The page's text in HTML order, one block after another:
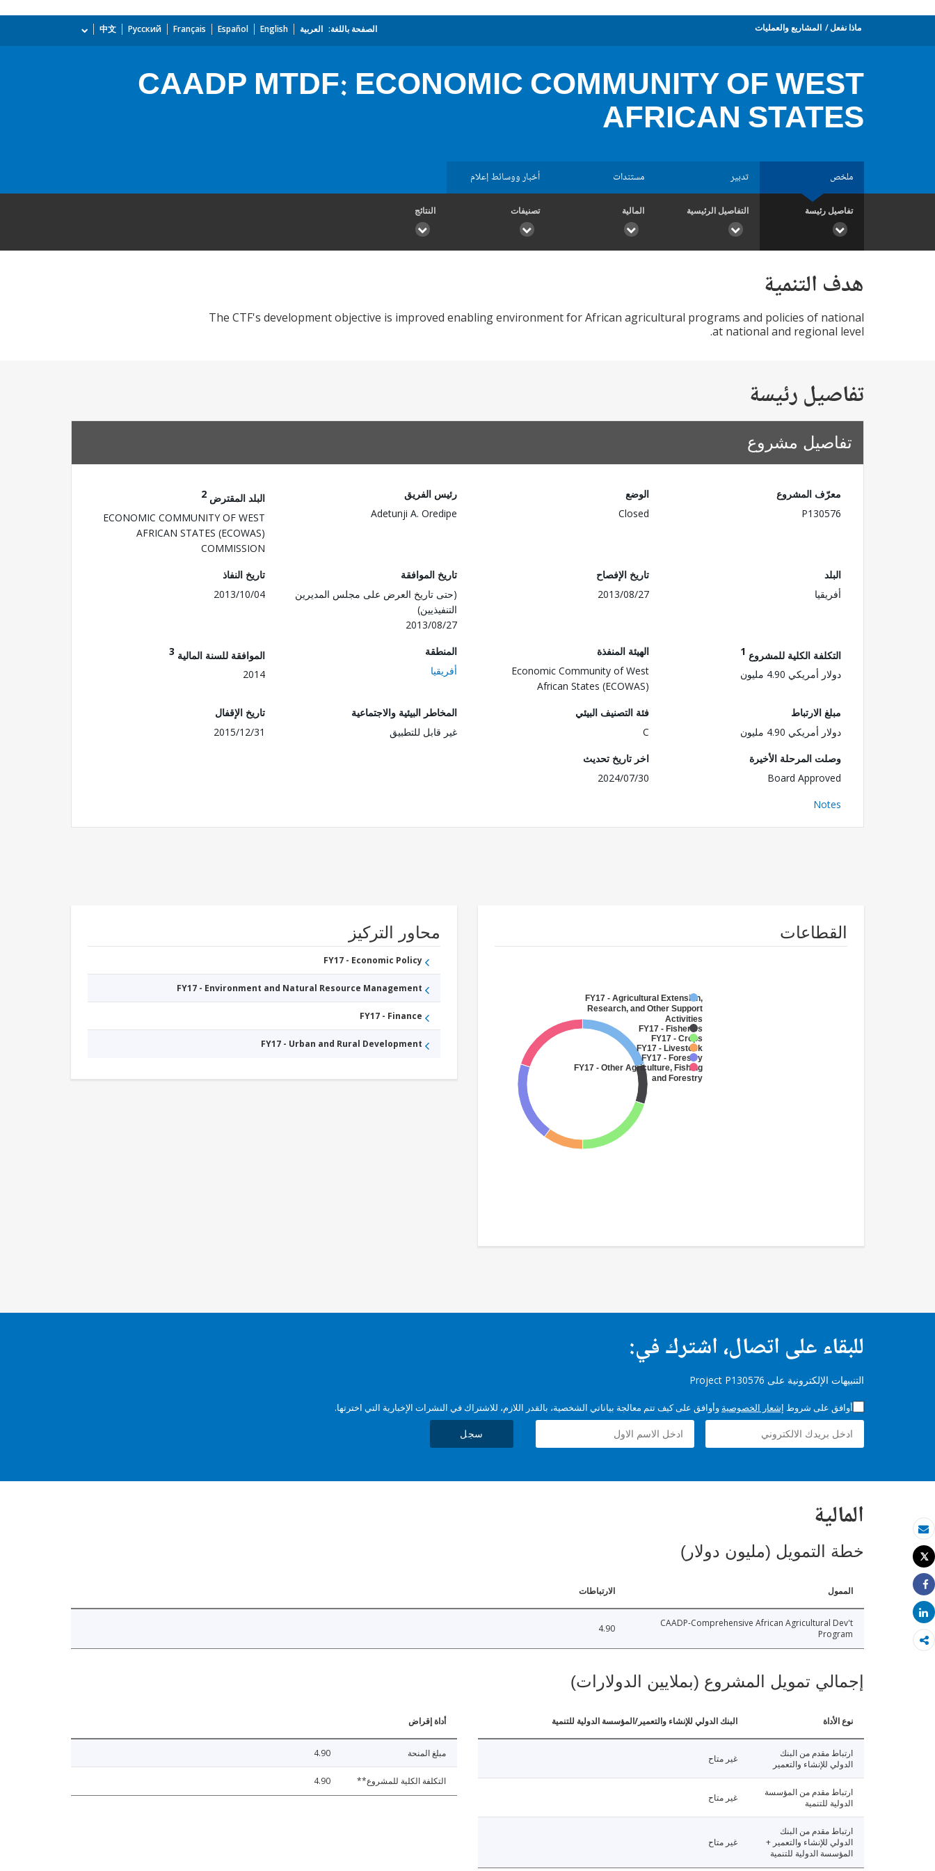
بريد الكتروني
طباعة
Tweet
Share
Share
ماذا نفعل المشاريع والعمليات الصفحة باللغة: العربية English
Español
Français
Русский
中文
CAADP MTDF: ECONOMIC COMMUNITY OF WEST
AFRICAN STATES
ملخص تدبير مستندات أخبار ووسائط إعلام
تفاصيل رئيسة التفاصيل الرئيسية المالية تصنيفات النتائج
هدف التنمية
The CTF's development objective is improved enabling environment for African agricultural programs and policies of national
at national and regional level.
تفاصيل رئيسة
تفاصيل مشروع
معرّف المشروع
P130576
الوضع
Closed
رئيس الفريق
Adetunji A. Oredipe
البلد المقترض 2
ECONOMIC COMMUNITY OF WEST
AFRICAN STATES (ECOWAS)
COMMISSION
البلد
أفريقيا
تاريخ الإفصاح
2013/08/27
تاريخ الموافقة
(حتى تاريخ العرض على مجلس المديرين
التنفيذيين)
2013/08/27
تاريخ النفاذ
2013/10/04
التكلفة الكلية للمشروع 1
دولار أمريكي 4.90 مليون
الهيئة المنفذة
Economic Community of West
African States (ECOWAS)
المنطقة
أفريقيا
الموافقة للسنة المالية 3
2014
مبلغ الارتباط
دولار أمريكي 4.90 مليون
فئة التصنيف البيئي
C
المخاطر البيئية والاجتماعية
غير قابل للتطبيق
تاريخ الإقفال
2015/12/31
وصلت المرحلة الأخيرة
Board Approved
اخر تاريخ تحديث
2024/07/30
Notes
القطاعات
FY17 - Agricultural Extension,
Research, and Other Support
Activities
FY17 - Fisheries
FY17 - Crops
FY17 - Livestock
FY17 - Forestry
FY17 - Other Agriculture, Fishing
and Forestry
محاور التركيز
FY17 - Economic Policy
FY17 - Environment and Natural Resource Management
FY17 - Finance
FY17 - Urban and Rural Development
للبقاء على اتصال، اشترك في:
التنبيهات الإلكترونية على Project P130576
أوافق على شروط إشعار الخصوصية وأوافق على كيف تتم معالجة بياناتي الشخصية، بالقدر اللازم، للاشتراك في النشرات الإخبارية التي اخترتها.
سجل
المالية
خطة التمويل (مليون دولار)
الممول الارتباطات
CAADP-Comprehensive African Agricultural Dev't
Program
4.90
إجمالي تمويل المشروع (بملايين الدولارات)
نوع الأداة البنك الدولي للإنشاء والتعمير/المؤسسة الدولية للتنمية
ارتباط مقدم من البنك
الدولي للإنشاء والتعمير
غير متاح
ارتباط مقدم من المؤسسة
الدولية للتنمية
غير متاح
ارتباط مقدم من البنك
الدولي للإنشاء والتعمير +
المؤسسة الدولية للتنمية
غير متاح
أداة إقراض
مبلغ المنحة 4.90
التكلفة الكلية للمشروع** 4.90